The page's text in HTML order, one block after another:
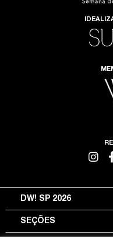
DW! SP 2026
SEÇÕES